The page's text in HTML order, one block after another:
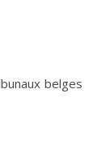
belges